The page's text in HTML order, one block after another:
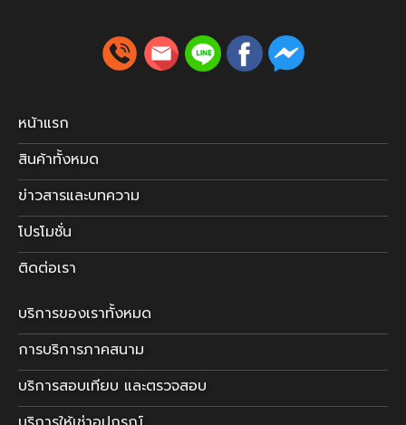
หน้าแรก
สินค้าทั้งหมด
ข่าวสารและบทความ
โปรโมชั่น
ติดต่อเรา
บริการของเราทั้งหมด
การบริการภาคสนาม
บริการสอบเทียบ และตรวจสอบ